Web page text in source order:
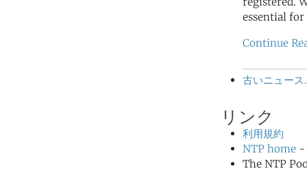
essential
Continue
古いニュース
リンク
利用規約
NTP home -
The NTP